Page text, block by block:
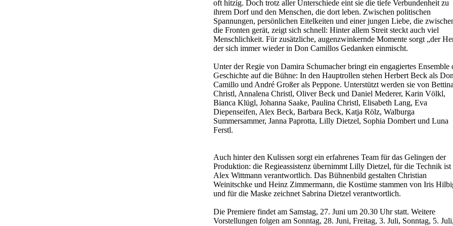
oft hitzig. Doch trotz aller Unterschiede eint sie die tiefe Verbundenheit zu
ihrem Dorf und den Menschen, die dort leben. Zwischen politischen
Spannungen, persönlichen Eitelkeiten und einer jungen Liebe, die
die Fronten gerät, zeigt sich schnell: Hinter allem Streit steckt auch viel
Menschlichkeit. Für zusätzliche, augenzwinkernde Momente sorgt „der
der sich immer wieder in Don Camillos Gedanken einmischt.
Unter der Regie von Damira Schumacher bringt ein engagiertes Ensemble
Geschichte auf die Bühne: In den Hauptrollen stehen Herbert Beck als Don
Camillo und André Großer als Peppone. Unterstützt werden sie von Bettina
Christl, Annalena Christl, Oliver Beck und Daniel Mederer, Karin Völkl,
Bianca Klügl, Johanna Saake, Paulina Christl, Elisabeth Lang, Eva
Diepenseifen, Alex Beck, Barbara Beck, Katja Rölz, Walburga
Summersammer, Janna Paprotta, Lilly Dietzel, Sophia Dombert und Luna
Ferstl.
Auch hinter den Kulissen sorgt ein erfahrenes Team für das Gelingen der
Produktion: die Regieassistenz übernimmt Lilly Dietzel, für die Technik ist
Alex Wittmann verantwortlich. Das Bühnenbild gestalten Christian
Weinitschke und Heinz Zimmermann, die Kostüme stammen von Iris
und für die Maske zeichnet Sabrina Dietzel verantwortlich.
Die Premiere findet am Samstag, 27. Juni um 20.30 Uhr statt. Weitere
Vorstellungen folgen am Sonntag, 28. Juni, Freitag, 3. Juli, Sonntag, 5. Juli,